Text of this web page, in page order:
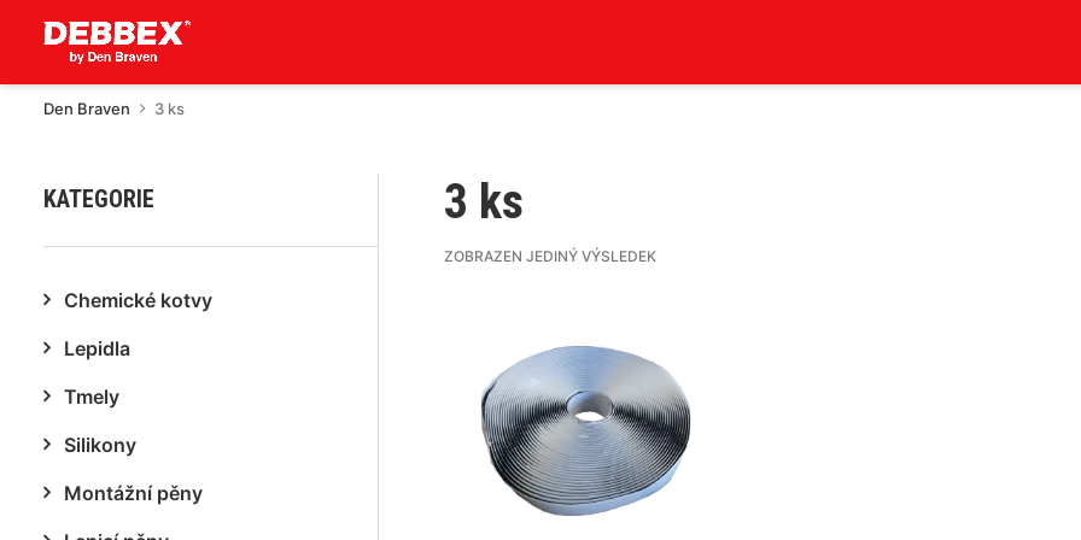
Den Braven 3 ks
KATEGORIE
Chemické kotvy
Lepidla
Tmely
Silikony
Montážní pěny
3 ks
ZOBRAZEN JEDINÝ VÝSLEDEK